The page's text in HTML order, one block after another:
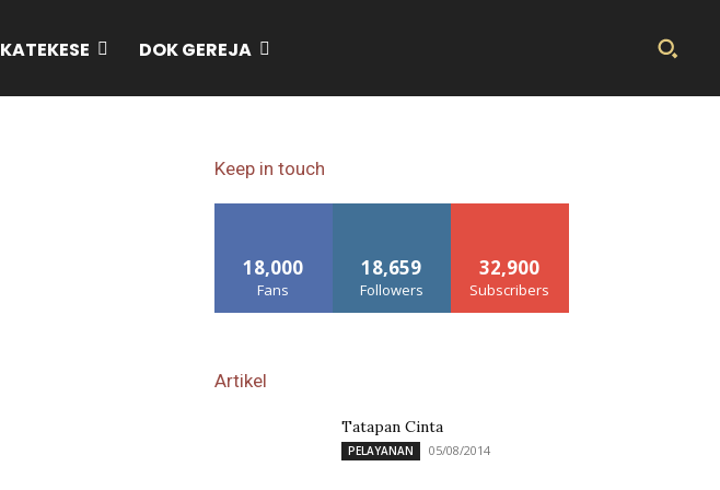
KATEKESE DOK GEREJA
Keep in touch
18,000
Fans
18,659
Followers
32,900
Subscribers
Artikel
Tatapan Cinta
PELAYANAN 05/08/2014